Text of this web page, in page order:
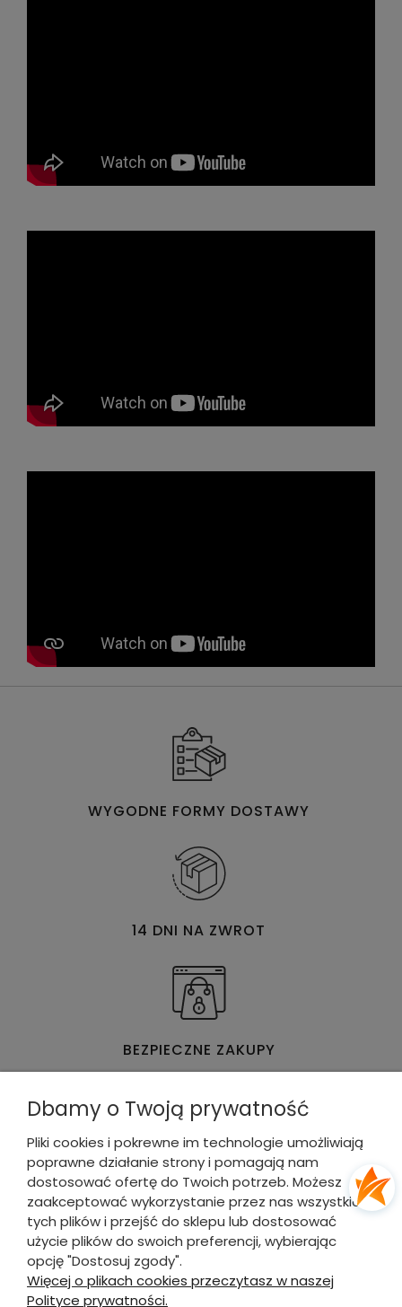
WYGODNE FORMY DOSTAWY
14 DNI NA ZWROT
BEZPIECZNE ZAKUPY
WYGODNE & SZYBKIE PŁATNOŚCI
DLA KUPUJĄCEGO
INFORMACJE O SKLEPIE
Dbamy o Twoją prywatność
Pliki cookies i pokrewne im technologie umożliwiają
poprawne działanie strony i pomagają nam
dostosować ofertę do Twoich potrzeb. Możesz
zaakceptować wykorzystanie przez nas wszystkich
tych plików i przejść do sklepu lub dostosować
użycie plików do swoich preferencji, wybierając
opcję "Dostosuj zgody".
Więcej o plikach cookies przeczytasz w naszej
Polityce prywatności.